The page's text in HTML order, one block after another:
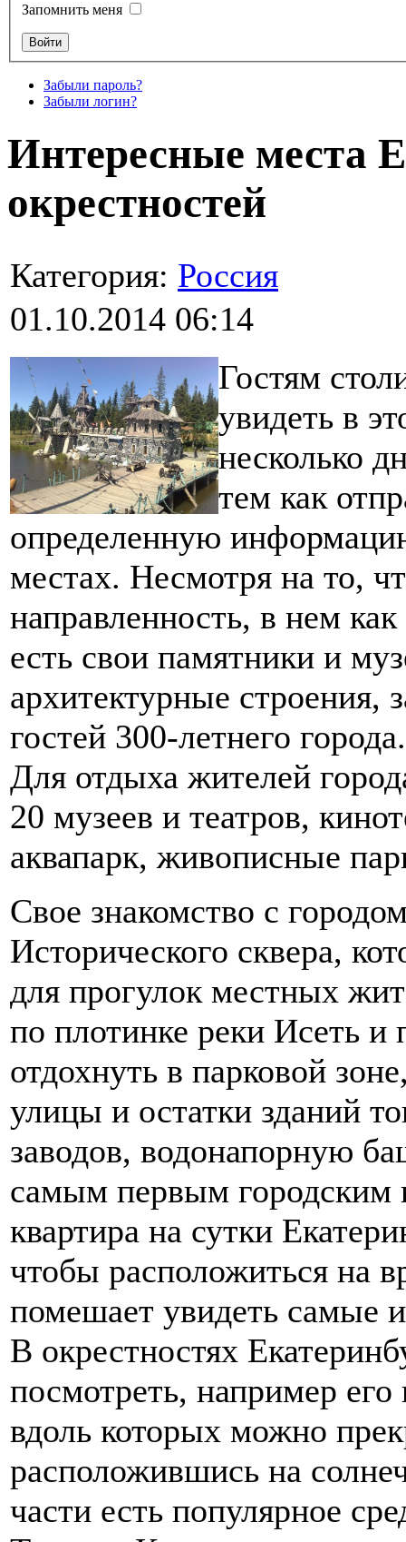
Запомнить меня
Забыли пароль?
Забыли логин?
Интересные места
окрестностей
Категория: Россия
01.10.2014 06:14
Гостям
увидеть в
несколько
тем как
определенную
местах. Несмотря на то,
направленность, в нем
есть свои памятники и
архитектурные
гостей 300-летнего города.
Для отдыха жителей
20 музеев и театров,
аквапарк, живописные
Свое знакомство с
Исторического сквера,
для прогулок местных
по плотинке реки Исеть
отдохнуть в парковой
улицы и остатки зданий
заводов, водонапорную
самым первым городским
квартира на сутки
чтобы расположиться на
помешает увидеть самые
В окрестностях
посмотреть, например
вдоль которых можно
расположившись на
части есть популярное